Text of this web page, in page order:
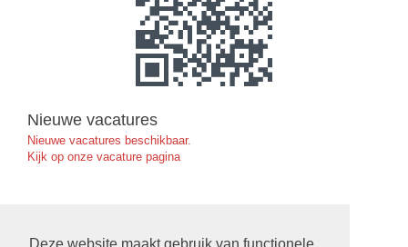
Nieuwe vacatures
Nieuwe vacatures beschikbaar.
Kijk op onze vacature pagina